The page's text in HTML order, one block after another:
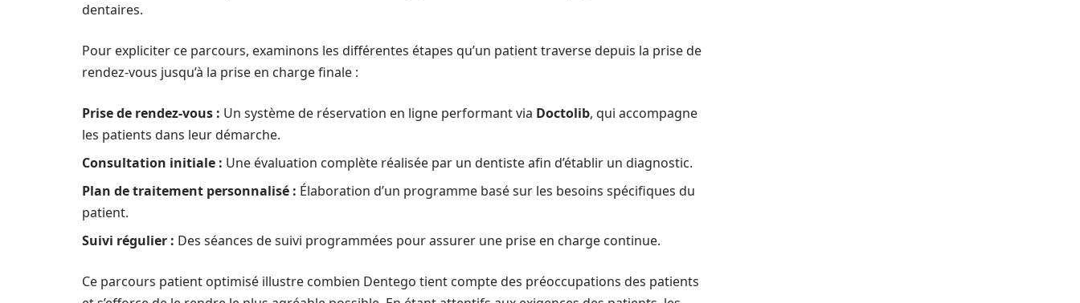
dentaires.
Pour expliciter ce parcours, examinons les différentes étapes qu’un patient traverse depuis la prise de
rendez-vous jusqu’à la prise en charge finale :
Prise de rendez-vous : Un système de réservation en ligne performant via Doctolib, qui accompagne
les patients dans leur démarche.
Consultation initiale : Une évaluation complète réalisée par un dentiste afin d’établir un diagnostic.
Plan de traitement personnalisé : Élaboration d’un programme basé sur les besoins spécifiques du
patient.
Suivi régulier : Des séances de suivi programmées pour assurer une prise en charge continue.
Ce parcours patient optimisé illustre combien Dentego tient compte des préoccupations des patients